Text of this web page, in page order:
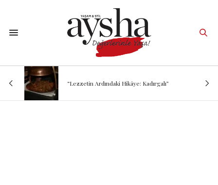
“Lezzetin Ardındaki Hikâye: Kadırgalı”